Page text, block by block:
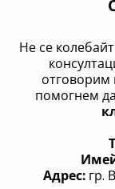
Не се
отговорим
помогнем
Адрес: гр.